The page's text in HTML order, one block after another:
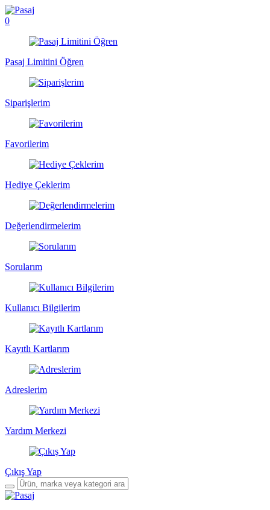
0
Pasaj Limitini Öğren
Siparişlerim
Favorilerim
Hediye Çeklerim
Değerlendirmelerim
Sorularım
Kullanıcı Bilgilerim
Kayıtlı Kartlarım
Adreslerim
Yardım Merkezi
Çıkış Yap